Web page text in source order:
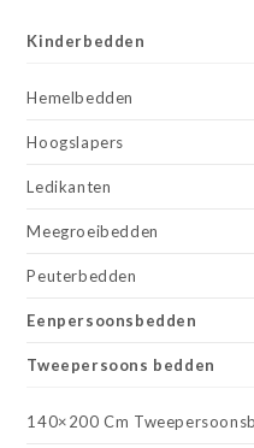
Kinderbedden
Hemelbedden
Hoogslapers
Ledikanten
Meegroeibedden
Peuterbedden
Eenpersoonsbedden
Tweepersoons bedden
140×200 Cm